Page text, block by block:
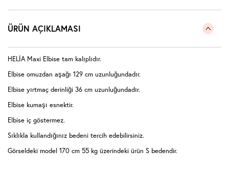
ÜRÜN AÇIKLAMASI
HELİA Maxi Elbise tam kalıplıdır.
Elbise omuzdan aşağı 129 cm uzunluğundadır.
Elbise yırtmaç derinliği 36 cm uzunluğundadır.
Elbise kumaşı esnektir.
Elbise iç göstermez.
Sıklıkla kullandığınız bedeni tercih edebilirsiniz.
Görseldeki model 170 cm 55 kg üzerindeki ürün S bedendir.